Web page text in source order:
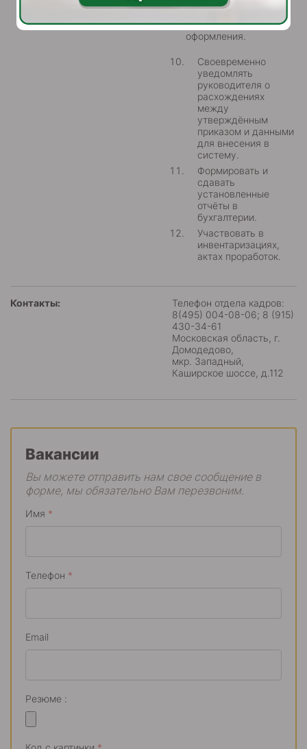
категорию блюда;
особенности подачи и
оформления.
Своевременно
уведомлять
руководителя о
расхождениях
между
утверждённым
приказом и данными
для внесения в
систему.
Формировать и
сдавать
установленные
отчёты в
бухгалтерии.
Участвовать в
инвентаризациях,
актах проработок.
Контакты:
Телефон отдела кадров:
8(495) 004-08-06; 8 (915)
430-34-61
Московская область, г.
Домодедово,
мкр. Западный,
Каширское шоссе, д.112
Вакансии
Вы можете отправить нам свое сообщение в
форме, мы обязательно Вам перезвоним.
Имя *
Телефон *
Email
Резюме :